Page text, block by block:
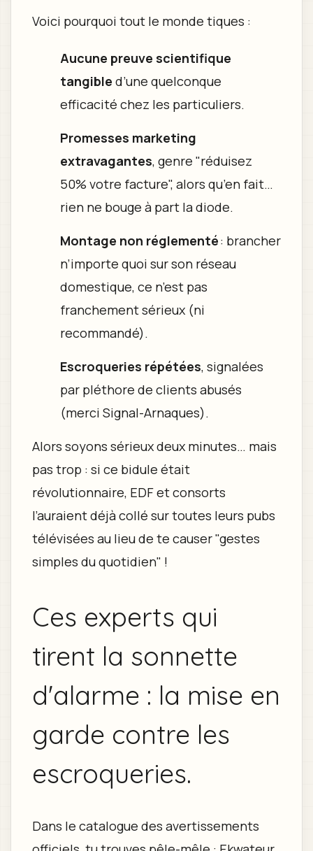
Voici pourquoi tout le monde tiques :
Aucune preuve scientifique
tangible d’une quelconque
efficacité chez les particuliers.
Promesses marketing
extravagantes, genre "réduisez
50% votre facture", alors qu’en fait…
rien ne bouge à part la diode.
Montage non réglementé: brancher
n’importe quoi sur son réseau
domestique, ce n’est pas
franchement sérieux (ni
recommandé).
Escroqueries répétées, signalées
par pléthore de clients abusés
(merci Signal-Arnaques).
Alors soyons sérieux deux minutes… mais
pas trop : si ce bidule était
révolutionnaire, EDF et consorts
l’auraient déjà collé sur toutes leurs pubs
télévisées au lieu de te causer "gestes
simples du quotidien" !
Ces experts qui
tirent la sonnette
d'alarme : la mise en
garde contre les
escroqueries.
Dans le catalogue des avertissements